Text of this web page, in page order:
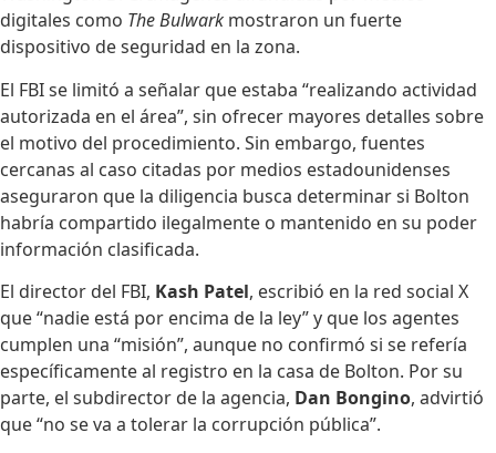
digitales como The Bulwark mostraron un fuerte
dispositivo de seguridad en la zona.
El FBI se limitó a señalar que estaba “realizando actividad
autorizada en el área”, sin ofrecer mayores detalles sobre
el motivo del procedimiento. Sin embargo, fuentes
cercanas al caso citadas por medios estadounidenses
aseguraron que la diligencia busca determinar si Bolton
habría compartido ilegalmente o mantenido en su poder
información clasificada.
El director del FBI, Kash Patel, escribió en la red social X
que “nadie está por encima de la ley” y que los agentes
cumplen una “misión”, aunque no confirmó si se refería
específicamente al registro en la casa de Bolton. Por su
parte, el subdirector de la agencia, Dan Bongino, advirtió
que “no se va a tolerar la corrupción pública”.